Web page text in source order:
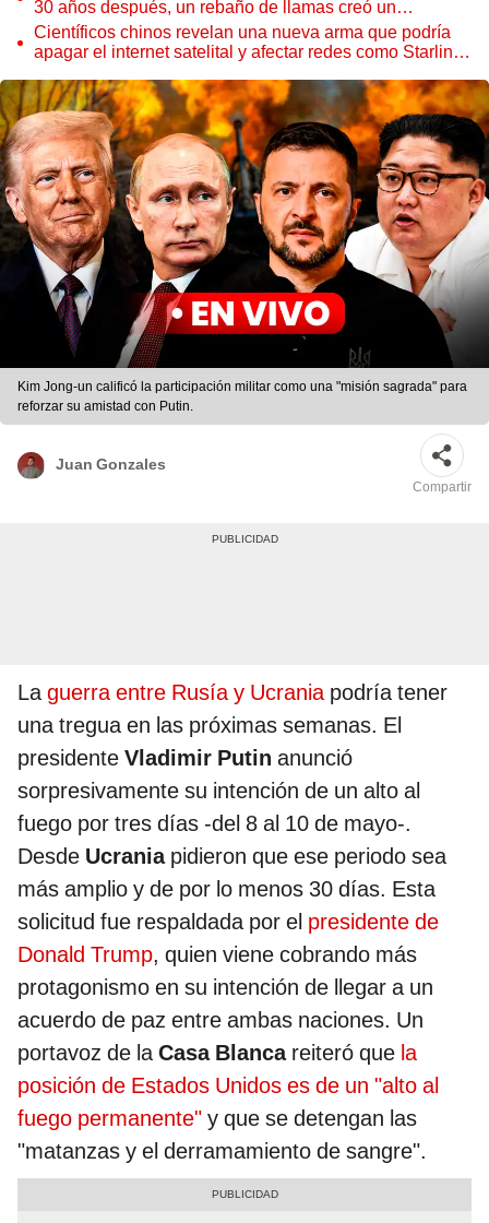
30 años después, un rebaño de llamas creó un
sorprendente ecosistema
Científicos chinos revelan una nueva arma que podría
apagar el internet satelital y afectar redes como Starlink
Kim Jong-un calificó la participación militar como una "misión sagrada" para
reforzar su amistad con Putin.
Juan Gonzales
Compartir
Laguerra entre Rusía y Ucraniapodría tener
una tregua en las próximas semanas. El
presidente Vladimir Putin anunció
sorpresivamente su intención de un alto al
fuego por tres días -del 8 al 10 de mayo-.
Desde Ucraniapidieron que ese periodo sea
más amplio y de por lo menos 30 días. Esta
solicitud fue respaldada por el presidente de
Donald Trump, quien viene cobrando más
protagonismo en su intención de llegar a un
acuerdo de paz entre ambas naciones. Un
portavoz de laCasa Blancareiteró que la
posición de Estados Unidos es de un "alto al
fuego permanente" y que se detengan las
"matanzas y el derramamiento de sangre".